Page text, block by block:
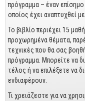
Οικονομικά
Τεχνικά
Πολιτικών
Αρχιτεκτόνων
Μηχανολόγων
πρόγραμμα – έναν
οποίος έχει αναπτυχθεί
Το βιβλίο περιέχει 15
προχωρημένα θέματα,
τεχνικές που θα σας
πρόγραμμα. Μπορείτε να
τέλος ή να επιλέξετε να
ενδιαφέρουν.
Τι χρειάζεστε για να